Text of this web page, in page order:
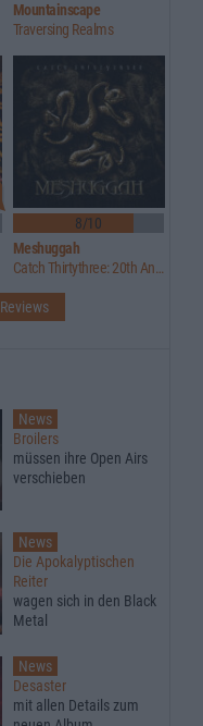
Mountainscape
Traversing Realms
8/10
Meshuggah
Catch Thirtythree: 20th Anniversary Edition
Reviews
News
Broilers
müssen ihre Open Airs
verschieben
News
Die Apokalyptischen
Reiter
wagen sich in den Black
Metal
News
Desaster
mit allen Details zum